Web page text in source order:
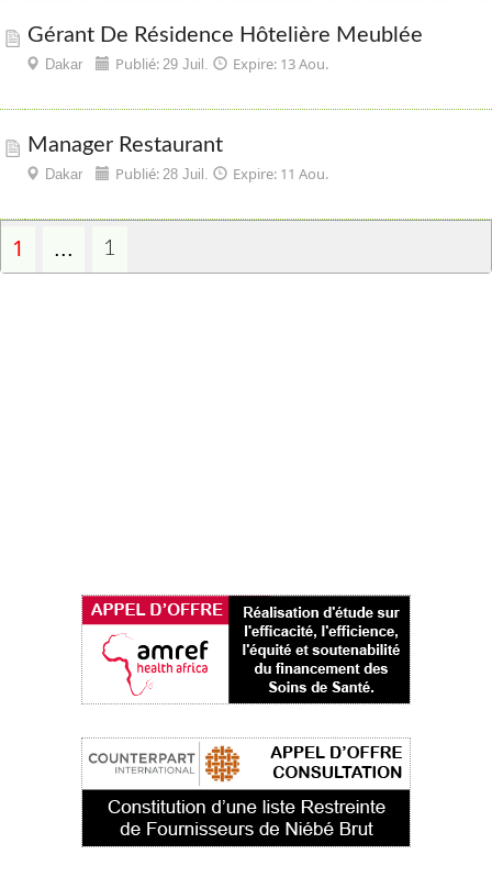
Gérant De Résidence Hôtelière Meublée
Dakar Publié: 29 Juil. Expire: 13 Aou.
Manager Restaurant
Dakar Publié: 28 Juil. Expire: 11 Aou.
1 ... 1